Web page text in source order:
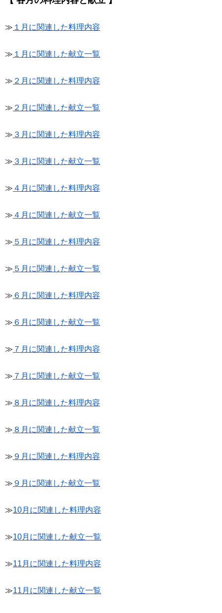
≫ １月に関連した料理内容
≫ １月に関連した献立一覧
≫ ２月に関連した料理内容
≫ ２月に関連した献立一覧
≫ ３月に関連した料理内容
≫ ３月に関連した献立一覧
≫ ４月に関連した料理内容
≫ ４月に関連した献立一覧
≫ ５月に関連した料理内容
≫ ５月に関連した献立一覧
≫ ６月に関連した料理内容
≫ ６月に関連した献立一覧
≫ ７月に関連した料理内容
≫ ７月に関連した献立一覧
≫ ８月に関連した料理内容
≫ ８月に関連した献立一覧
≫ ９月に関連した料理内容
≫ ９月に関連した献立一覧
≫10月に関連した料理内容
≫10月に関連した献立一覧
≫11月に関連した料理内容
≫11月に関連した献立一覧